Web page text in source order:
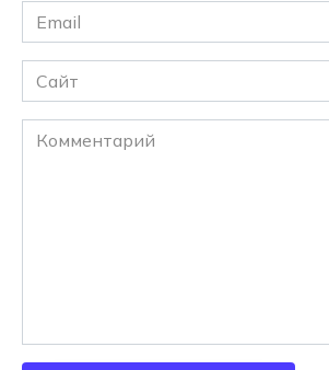
Email
*
Сайт
Комментарий